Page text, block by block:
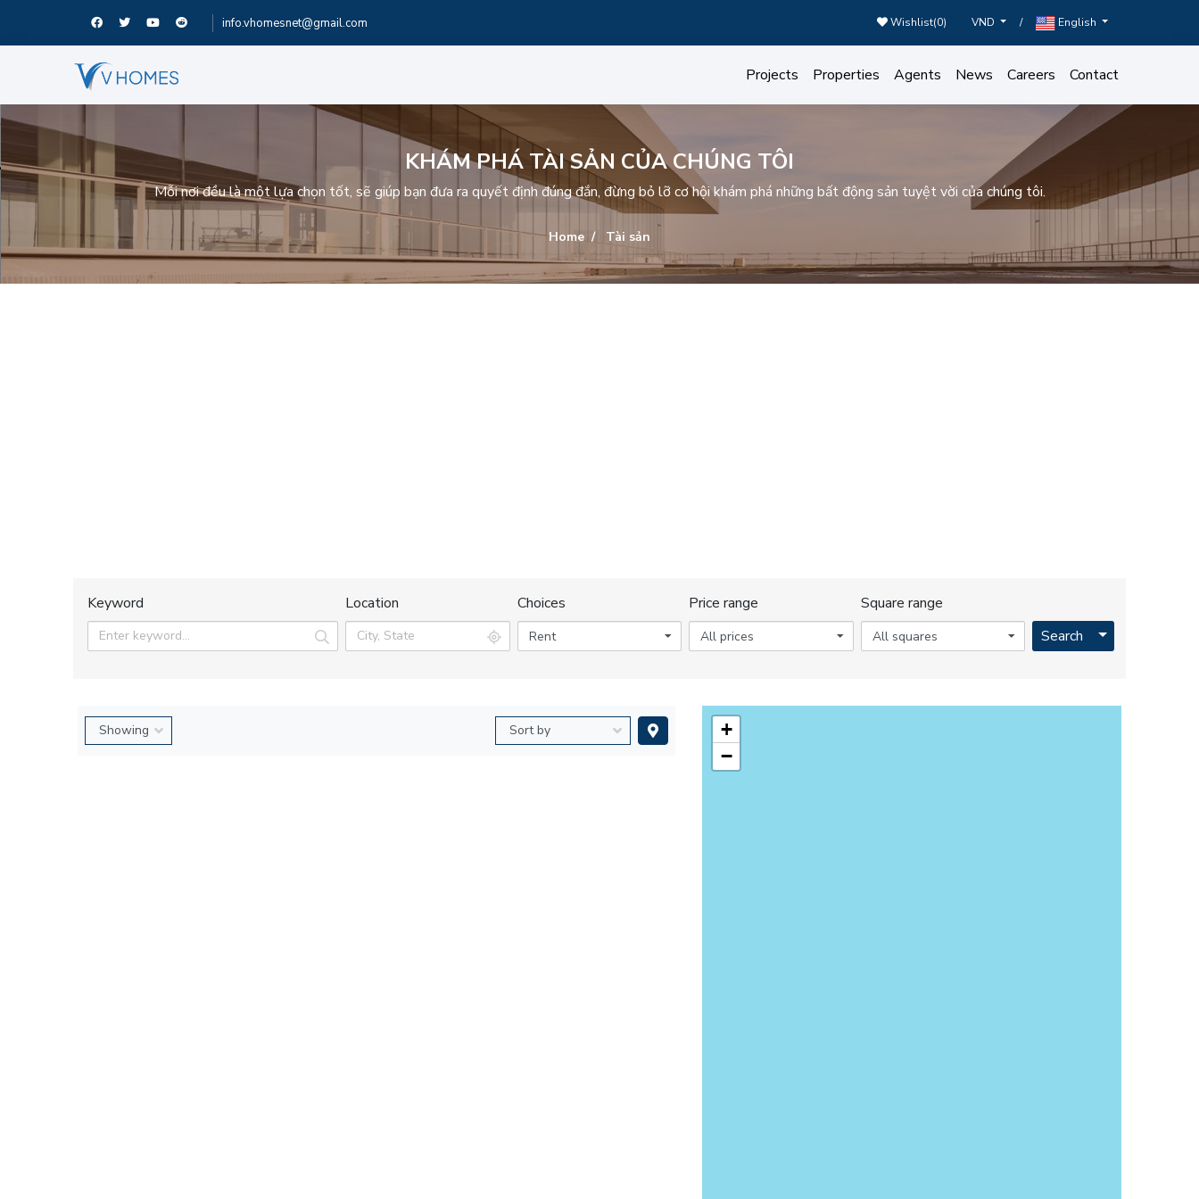
info.vhomesnet@gmail.com Wishlist(0) VND / English
Projects Properties Agents News Careers Contact
KHÁM PHÁ TÀI SẢN CỦA CHÚNG TÔI
Mỗi nơi đều là một lựa chọn tốt, sẽ giúp bạn đưa ra quyết định đúng đắn, đừng bỏ lỡ cơ hội khám phá những bất động sản tuyệt vời của chúng tôi.
Home Tài sản
Keyword Location Choices
Rent
Price range
All prices
Square range
All squares Search Toggle
+
−